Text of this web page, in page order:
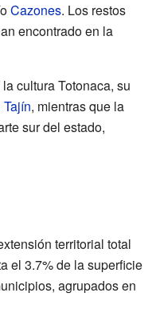
Cazones. Los restos
encontrado en la
cultura Totonaca, su
Tajín, mientras que la
sur del estado,
territorial total
el 3.7% de la superficie
agrupados en